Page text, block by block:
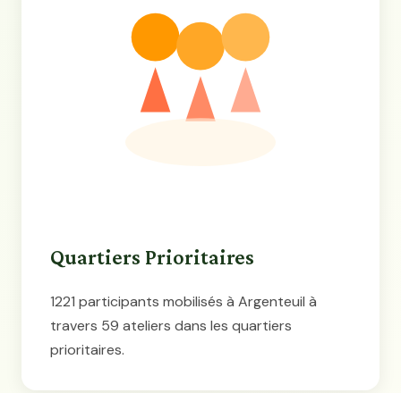
Quartiers Prioritaires
1221 participants mobilisés à Argenteuil à
travers 59 ateliers dans les quartiers
prioritaires.